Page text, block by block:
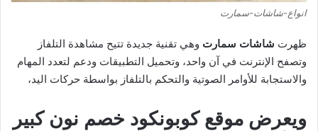
انواع-شاشات-سمارت
ظهرت شاشات سمارت وهي تقنية جديدة تتيح مشاهدة التلفاز
وتصفح الإنترنت في آن واحد، وتحميل التطبيقات ودعم لتعدد المهام
والاستجابة للأوامر الصوتية والتحكم بالتلفاز بواسطة حركات اليد،
ويعرض موقع كوبونكود خصم نون كبير